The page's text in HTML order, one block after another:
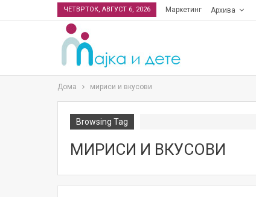
ЧЕТВРТОК, АВГУСТ 6, 2026 Маркетинг Архива
Дома мириси и вкусови
Browsing Tag
МИРИСИ И ВКУСОВИ